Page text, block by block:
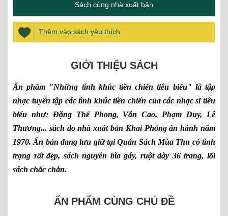
Sách cùng nhà xuất bản
Thêm vào sách yêu thích
GIỚI THIỆU SÁCH
Ấn phẩm "Những tình khúc tiền chiến tiêu biểu" là tập
nhạc tuyển tập các tình khúc tiền chiến của các nhạc sĩ tiêu
biểu như: Đặng Thế Phong, Văn Cao, Phạm Duy, Lê
Thương... sách do nhà xuất bản Khai Phóng ấn hành năm
1970. Ấn bản đang lưu giữ tại Quán Sách Mùa Thu có tình
trạng rất đẹp, sách nguyên bìa gáy, ruột dày 36 trang, lõi
sách chắc chắn.
ẤN PHẨM CÙNG CHỦ ĐỀ